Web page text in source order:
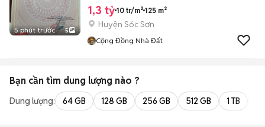
5 phút trước 5
1,3 tỷ 10 tr/m² 125 m²
Huyện Sóc Sơn
Cộng Đồng Nhà Đất
Bạn cần tìm dung lượng nào ?
Dung lượng: 64 GB 128 GB 256 GB 512 GB 1 TB